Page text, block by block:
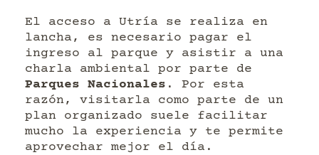
El acceso a Utría se realiza en
lancha, es necesario pagar el
ingreso al parque y asistir a una
charla ambiental por parte de
Parques Nacionales . Por esta
razón, visitarla como parte de un
plan organizado suele facilitar
mucho la experiencia y te permite
aprovechar mejor el día.